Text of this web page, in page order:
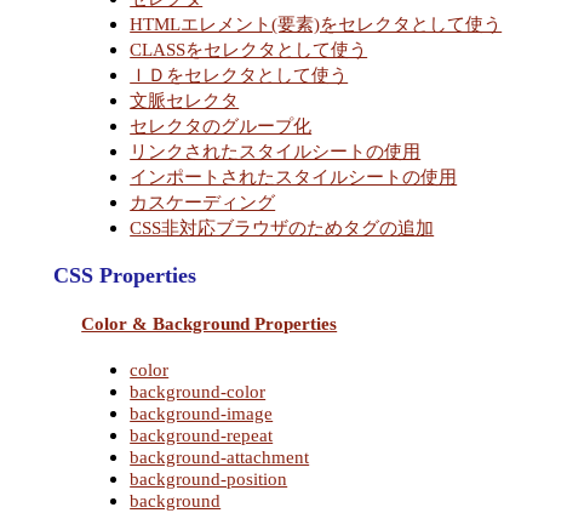
HTMLエレメント(要素)をセレクタとして使う
CLASSをセレクタとして使う
ＩＤをセレクタとして使う
文脈セレクタ
セレクタのグループ化
リンクされたスタイルシートの使用
インポートされたスタイルシートの使用
カスケーディング
CSS非対応ブラウザのためタグの追加
CSS Properties
Color & Background Properties
color
background-color
background-image
background-repeat
background-attachment
background-position
background